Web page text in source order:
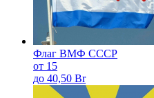
Флаг ВМФ СССР
от 15
до 40,50 Br